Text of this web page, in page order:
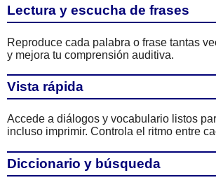
Lectura y escucha de frases
Reproduce cada palabra o frase tantas
y mejora tu comprensión auditiva.
Vista rápida
Accede a diálogos y vocabulario listos
incluso imprimir. Controla el ritmo entre
Diccionario y búsqueda